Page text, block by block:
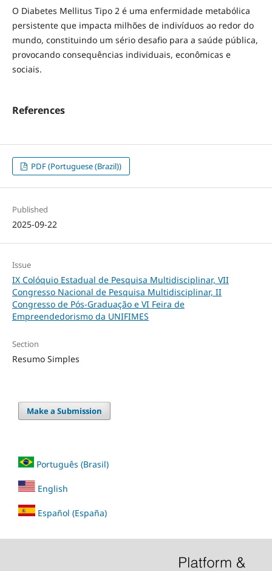
O Diabetes Mellitus Tipo 2 é uma enfermidade metabólica
persistente que impacta milhões de indivíduos ao redor do
mundo, constituindo um sério desafio para a saúde pública,
provocando consequências individuais, econômicas e
sociais.
References
PDF (Portuguese (Brazil))
Published
2025-09-22
Issue
IX Colóquio Estadual de Pesquisa Multidisciplinar, VII
Congresso Nacional de Pesquisa Multidisciplinar, II
Congresso de Pós-Graduação e VI Feira de
Empreendedorismo da UNIFIMES
Section
Resumo Simples
Make a Submission
Português (Brasil)
English
Español (España)